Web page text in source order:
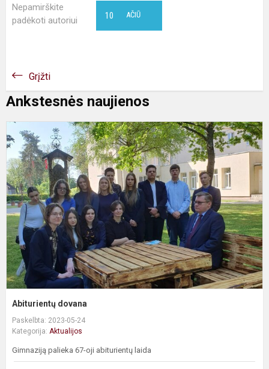
Nepamirškite
padėkoti autoriui
AČIŪ
10
Grįžti
Ankstesnės naujienos
Abiturientų dovana
Paskelbta: 2023-05-24
Kategorija: Aktualijos
Gimnaziją palieka 67-oji abiturientų laida